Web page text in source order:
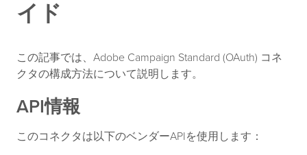
イド
この記事では、Adobe Campaign Standard (OAuth) コネ
クタの構成方法について説明します。
API情報
このコネクタは以下のベンダーAPIを使用します：